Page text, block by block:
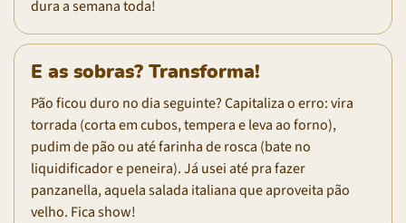
dura a semana toda!
E as sobras? Transforma!
Pão ficou duro no dia seguinte? Capitaliza o erro: vira
torrada (corta em cubos, tempera e leva ao forno),
pudim de pão ou até farinha de rosca (bate no
liquidificador e peneira). Já usei até pra fazer
panzanella, aquela salada italiana que aproveita pão
velho. Fica show!